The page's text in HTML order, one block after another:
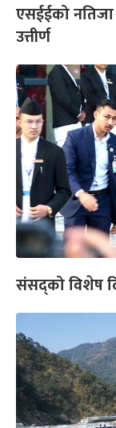
एसईईको नतिजा
उत्तीर्ण
संसद्को विशेष